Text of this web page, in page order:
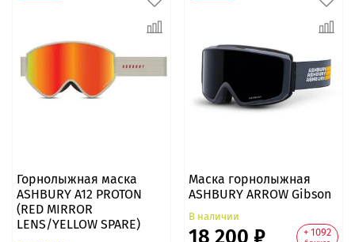
Горнолыжная маска
ASHBURY A12 PROTON
(RED MIRROR
LENS/YELLOW SPARE)
Маска горнолыжная
ASHBURY ARROW Gibson
В наличии
18 200 ₽ + 1092